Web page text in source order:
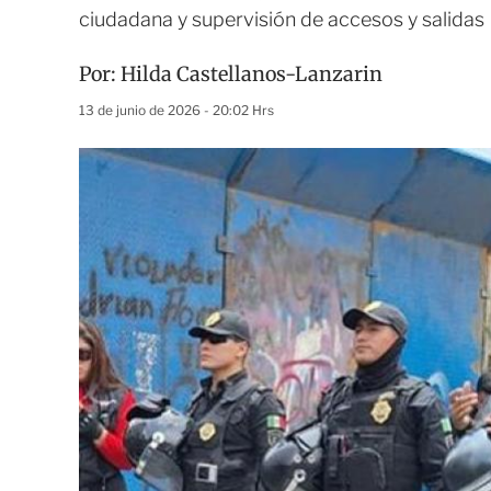
ciudadana y supervisión de accesos y salidas
Por: Hilda Castellanos-Lanzarin
13 de junio de 2026 - 20:02 Hrs